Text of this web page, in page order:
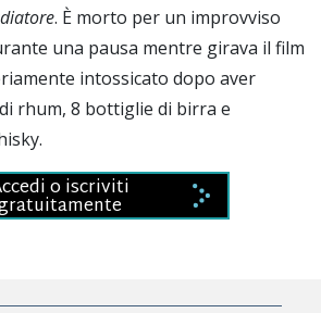
. È morto per un improvviso
una pausa mentre girava il film
intossicato dopo aver
rhum, 8 bottiglie di birra e
o iscriviti